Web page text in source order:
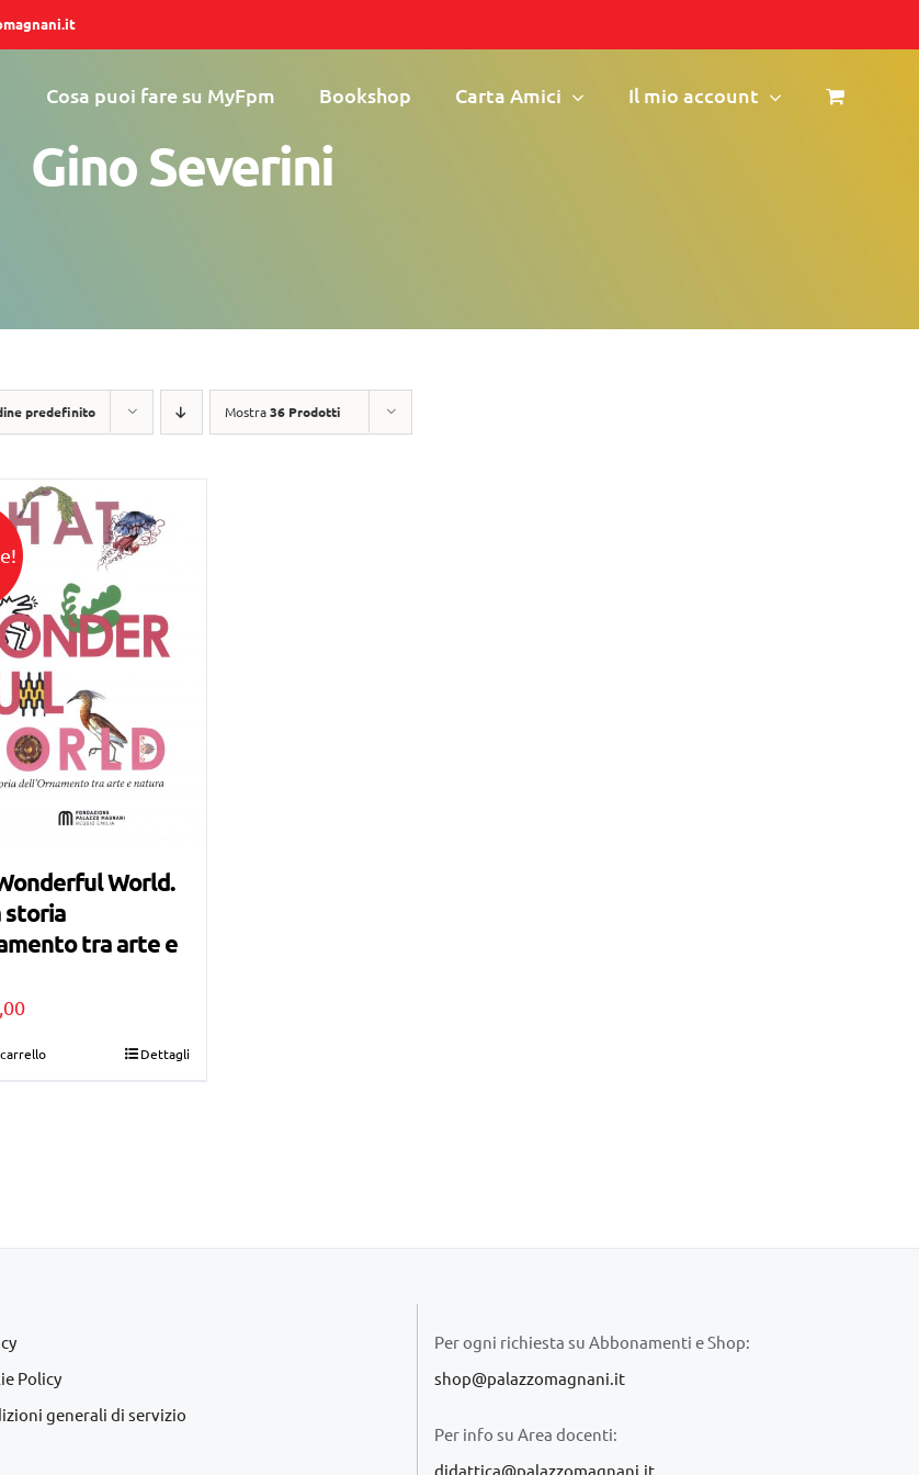
Cosa puoi fare su MyFpm Bookshop Carta Amici Il mio account
Gino Severini
predefinito Mostra36 Prodotti
World.
storia
tra arte e
Il
Dettagli
Policy
generali di servizio
Per ogni richiesta su Abbonamenti e Shop:
shop@palazzomagnani.it
Per info su Area docenti:
didattica@palazzomagnani.it